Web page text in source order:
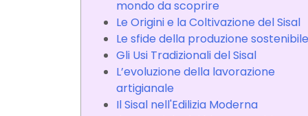
mondo da scoprire
Le Origini e la Coltivazione del Sisal
Le sfide della produzione sostenibile
Gli Usi Tradizionali del Sisal
L’evoluzione della lavorazione
artigianale
Il Sisal nell'Edilizia Moderna